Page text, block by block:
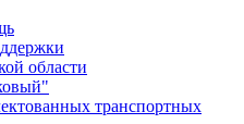
области
транспортных